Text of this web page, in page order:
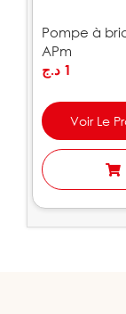
Pompe à
APm
1 د.ج
Voir Le